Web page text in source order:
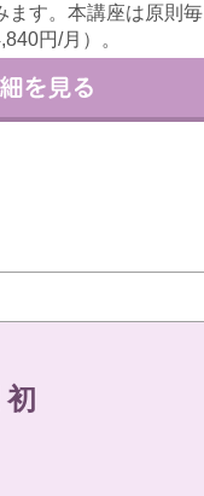
ます。本講座は原則毎
円/月）。
初